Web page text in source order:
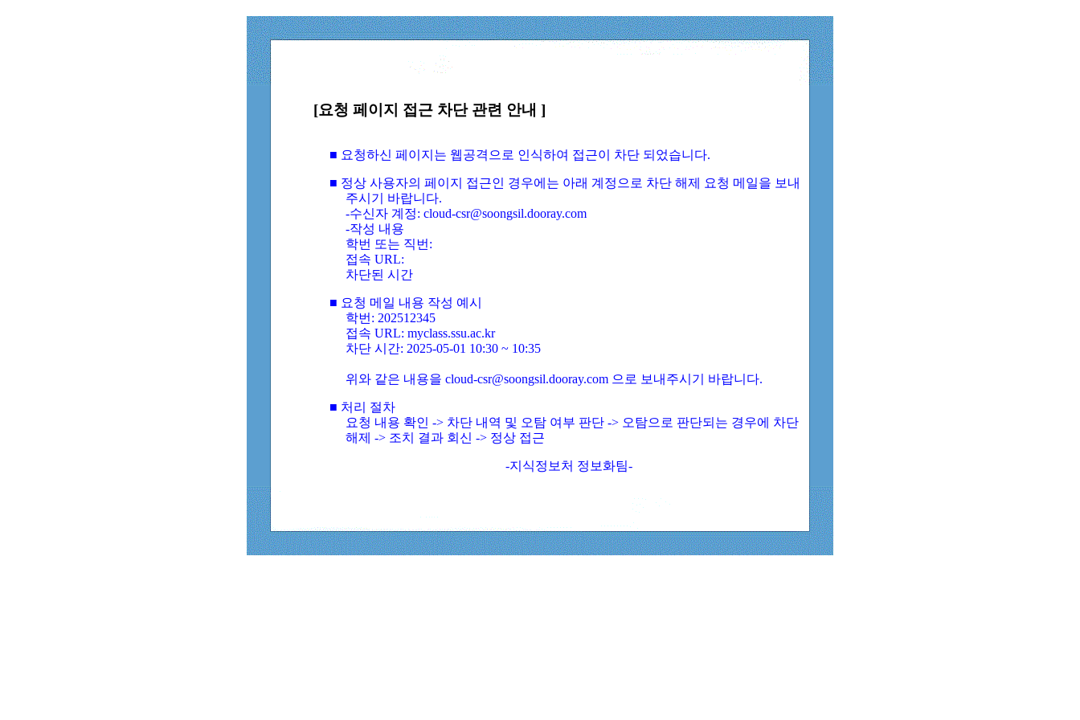
[요청 페이지 접근 차단 관련 안내 ]
■ 요청하신 페이지는 웹공격으로 인식하여 접근이 차단 되었습니다.
■ 정상 사용자의 페이지 접근인 경우에는 아래 계정으로 차단 해제 요청 메일을 보내
주시기 바랍니다.
-수신자 계정: cloud-csr@soongsil.dooray.com
-작성 내용
학번 또는 직번:
접속 URL:
차단된 시간
■ 요청 메일 내용 작성 예시
학번: 202512345
접속 URL: myclass.ssu.ac.kr
차단 시간: 2025-05-01 10:30 ~ 10:35
위와 같은 내용을 cloud-csr@soongsil.dooray.com 으로 보내주시기 바랍니다.
■ 처리 절차
요청 내용 확인 -> 차단 내역 및 오탐 여부 판단 -> 오탐으로 판단되는 경우에 차단
해제 -> 조치 결과 회신 -> 정상 접근
-지식정보처 정보화팀-